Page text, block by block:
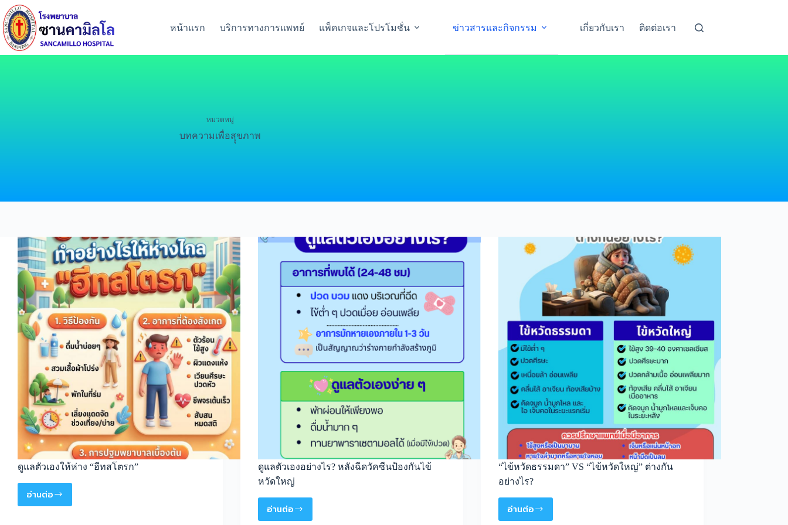
หน้าแรก บริการทางการแพทย์ แพ็คเกจและโปรโมชั่น ข่าวสารและกิจกรรม เกี่ยวกับเรา ติดต่อเรา
หมวดหมู่
บทความเพื่อสุุขภาพ
ดูแลตัวเองให้ห่าง “ฮีทสโตรก”
อ่านต่อ
ดูแลตัวเองอย่างไร? หลังฉีดวัคซีนป้องกันไข้
หวัดใหญ่
อ่านต่อ
“ไข้หวัดธรรมดา” VS “ไข้หวัดใหญ่” ต่างกัน
อย่างไร?
อ่านต่อ